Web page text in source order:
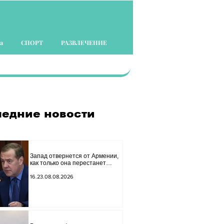
СПОРТ РАЗВЛЕЧЕНИЕ
новости
Запад отвернется от Армении,
как только она перестанет
как «инструмент против
16.23.08.08.2026